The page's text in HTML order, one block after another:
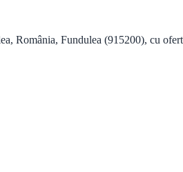
Fundulea (915200), cu